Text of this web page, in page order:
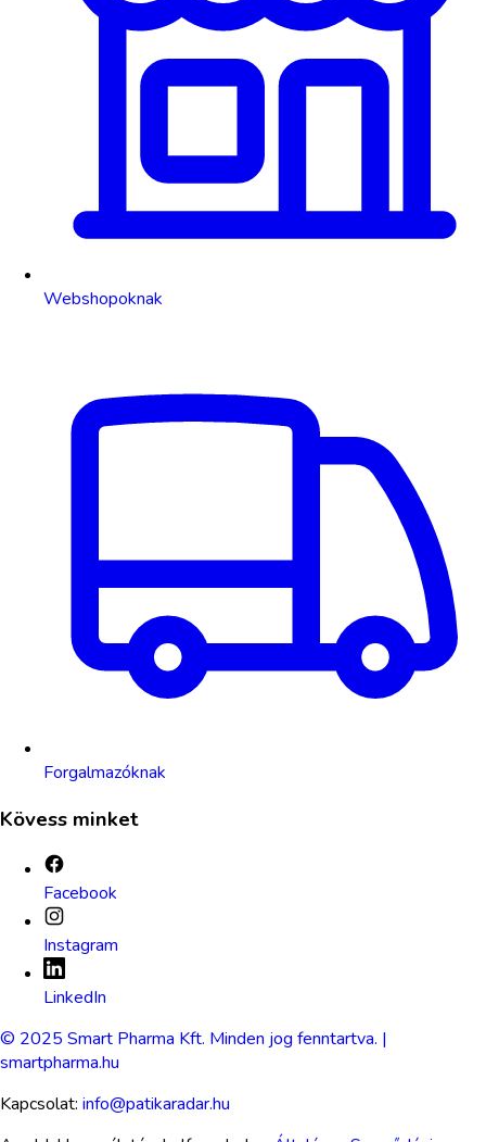
Webshopoknak
Forgalmazóknak
Kövess minket
Facebook
Instagram
LinkedIn
© 2025 Smart Pharma Kft. Minden jog fenntartva. |
smartpharma.hu
Kapcsolat: info@patikaradar.hu